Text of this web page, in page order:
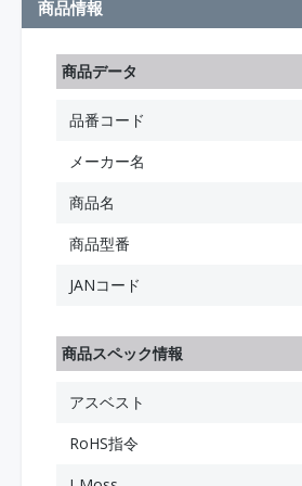
商品情報
商品データ
品番コード
メーカー名
商品名
商品型番
JANコード
商品スペック情報
アスベスト
RoHS指令